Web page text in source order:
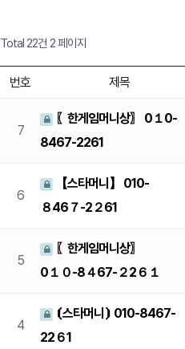
Total 22건 2 페이지
번호 제목
7
〖한게임머니상〗 0１0-
8467-2261
6
【스타머니】 010-
８46７-2２61
5
〖한게임머니상〗
0１０-8４67-２2６１
4
⦗스타머니⦘ 010-8467-
22６1